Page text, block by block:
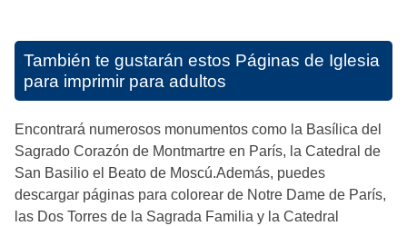
También te gustarán estos Páginas de Iglesia
para imprimir para adultos
Encontrará numerosos monumentos como la Basílica del
Sagrado Corazón de Montmartre en París, la Catedral de
San Basilio el Beato de Moscú.Además, puedes
descargar páginas para colorear de Notre Dame de París,
las Dos Torres de la Sagrada Familia y la Catedral